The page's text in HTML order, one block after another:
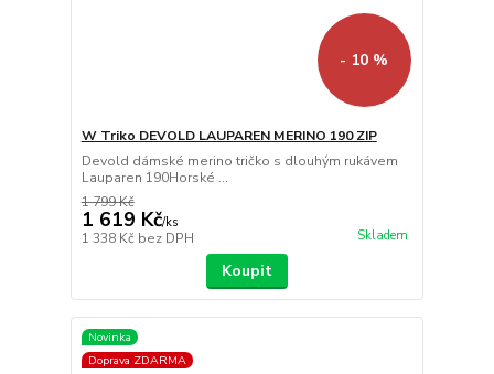
- 10 %
W Triko DEVOLD LAUPAREN MERINO 190 ZIP
Devold dámské merino tričko s dlouhým rukávem
Lauparen 190Horské ...
1 799 Kč
1 619 Kč/ks
1 338 Kč bez DPH Skladem
Koupit
Novinka
Doprava ZDARMA